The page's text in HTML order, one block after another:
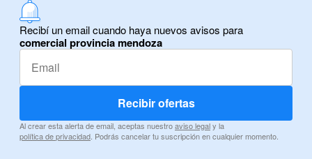
Recibí un email cuando haya nuevos avisos para
comercial provincia mendoza
Recibir ofertas
Al crear esta alerta de email, aceptas nuestroaviso legaly la
política de privacidad. Podrás cancelar tu suscripción en cualquier momento.